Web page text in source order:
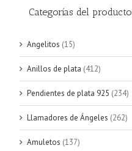
Categorías del producto
Angelitos (15)
Anillos de plata (412)
Pendientes de plata 925 (234)
Llamadores de Ángeles (262)
Amuletos (137)